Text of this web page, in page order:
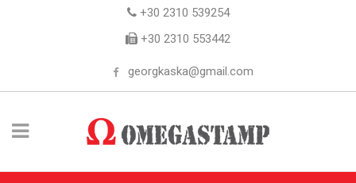
+30 2310 539254
+30 2310 553442
georgkaska@gmail.com